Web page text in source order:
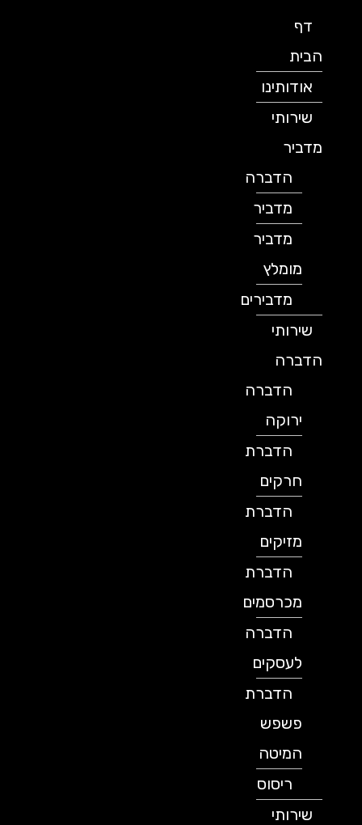
דף
הבית
אודותינו
שירותי
מדביר
הדברה
מדביר
מדביר
מומלץ
מדבירים
שירותי
הדברה
הדברה
ירוקה
הדברת
חרקים
הדברת
מזיקים
הדברת
מכרסמים
הדברה
לעסקים
הדברת
פשפש
המיטה
ריסוס
שירותי